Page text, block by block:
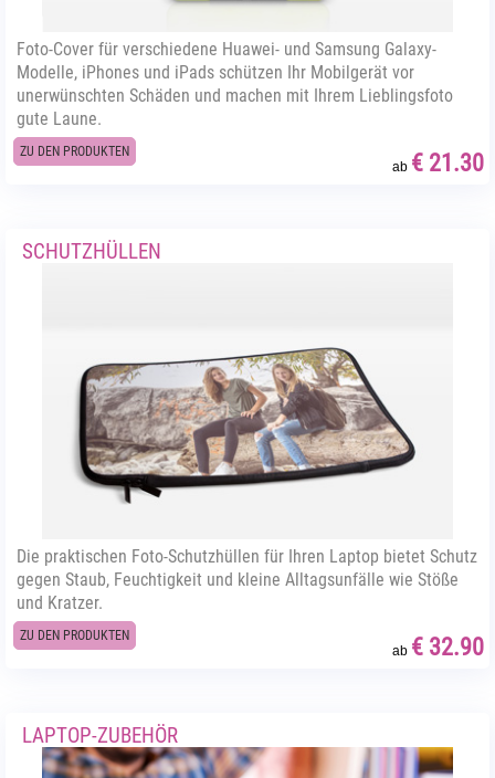
Foto-Cover für verschiedene Huawei- und Samsung Galaxy-
Modelle, iPhones und iPads schützen Ihr Mobilgerät vor
unerwünschten Schäden und machen mit Ihrem Lieblingsfoto
gute Laune.
ZU DEN PRODUKTEN
ab € 21.30
SCHUTZHÜLLEN
Die praktischen Foto-Schutzhüllen für Ihren Laptop bietet Schutz
gegen Staub, Feuchtigkeit und kleine Alltagsunfälle wie Stöße
und Kratzer.
ZU DEN PRODUKTEN
ab € 32.90
LAPTOP-ZUBEHÖR